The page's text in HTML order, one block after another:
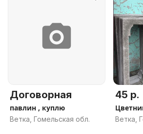
Договорная
павлин , куплю
Ветка, Гомельская обл.
45 р.
Ветка,